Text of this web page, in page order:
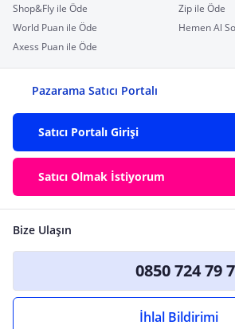
Shop&Fly ile Öde
Zip ile Öde
World Puan ile Öde
Hemen Al
Axess Puan ile Öde
Pazarama Satıcı Portalı
Satıcı Portalı Girişi
Satıcı Olmak İstiyorum
Bize Ulaşın
0850 724 79
İhlal Bildirimi